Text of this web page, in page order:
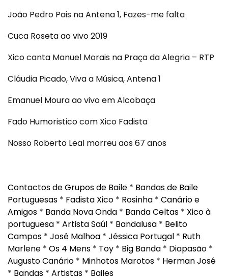
João Pedro Pais na Antena 1, Fazes-me falta
Cuca Roseta ao vivo 2019
Xico canta Manuel Morais na Praça da Alegria – RTP
Cláudia Picado, Viva a Música, Antena 1
Emanuel Moura ao vivo em Alcobaça
Fado Humoristico com Xico Fadista
Nosso Roberto Leal morreu aos 67 anos
Contactos de Grupos de Baile * Bandas de Baile
Portuguesas * Fadista Xico * Rosinha * Canário e
Amigos * Banda Nova Onda * Banda Celtas * Xico à
portuguesa * Artista Saúl * Bandalusa * Belito
Campos * José Malhoa * Jéssica Portugal * Ruth
Marlene * Os 4 Mens * Toy * Big Banda * Diapasão *
Augusto Canário * Minhotos Marotos * Herman José
* Bandas * Artistas * Bailes